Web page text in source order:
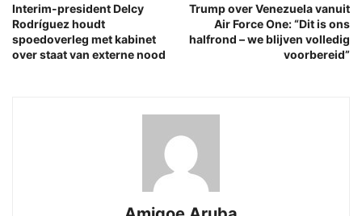
Interim-president Delcy
Rodríguez houdt
spoedoverleg met kabinet
over staat van externe nood
Trump over Venezuela vanuit
Air Force One: “Dit is ons
halfrond – we blijven volledig
voorbereid”